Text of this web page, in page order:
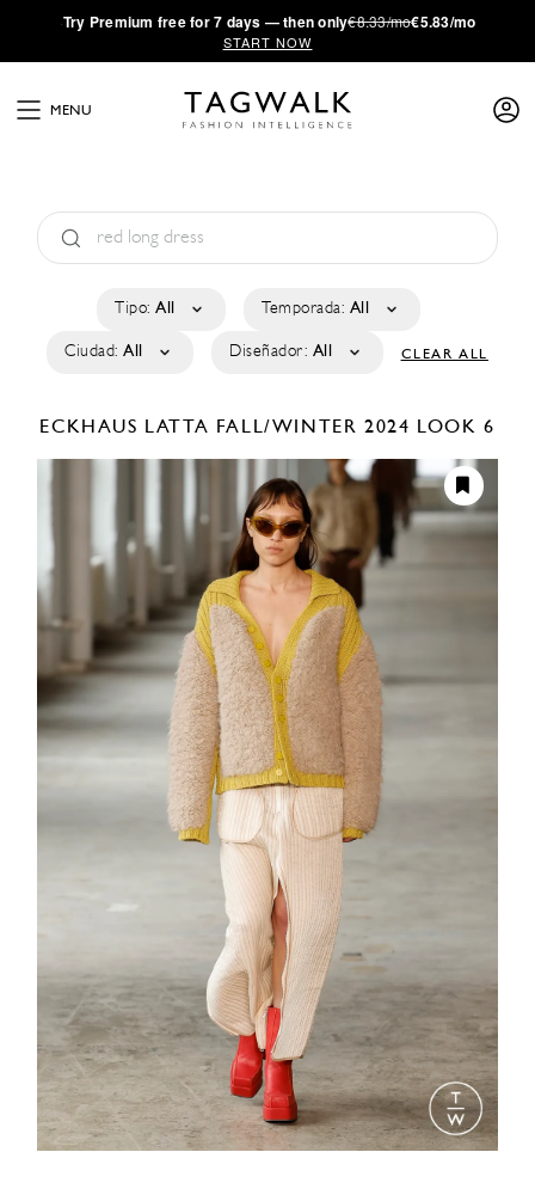
·Try Premium free for 7 days — then only€8.33/mo€5.83/mo
START NOW
MENU
Tipo: All Temporada: All
Ciudad: All Diseñador: All CLEAR ALL
ECKHAUS LATTA FALL/WINTER 2024 LOOK 6